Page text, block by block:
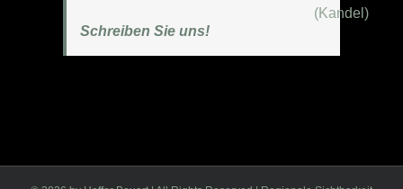
Schreiben Sie uns!